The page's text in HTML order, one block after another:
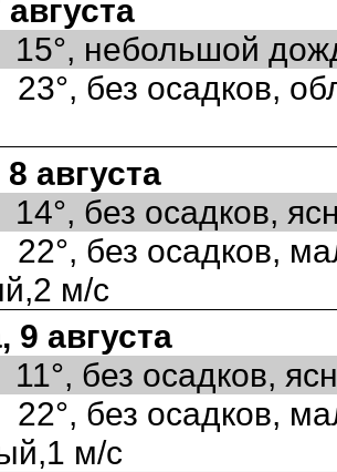
небольшой
без осадков,
8 августа
без осадков,
без осадков,
м/с
9 августа
без осадков,
без осадков,
м/с